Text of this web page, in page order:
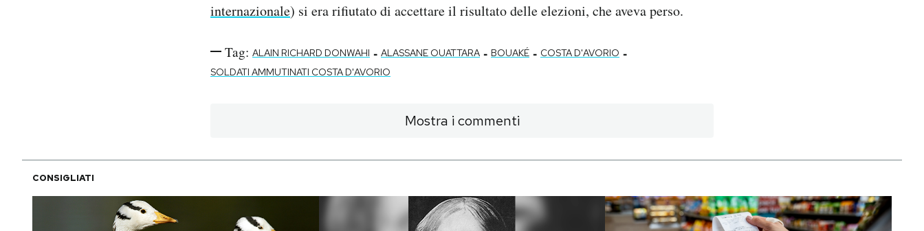
internazionale) si era rifiutato di accettare il risultato delle elezioni, che aveva perso.
Tag: ALAIN RICHARD DONWAHI - ALASSANE OUATTARA - BOUAKÉ - COSTA D'AVORIO -
SOLDATI AMMUTINATI COSTA D'AVORIO
Mostra i commenti
CONSIGLIATI